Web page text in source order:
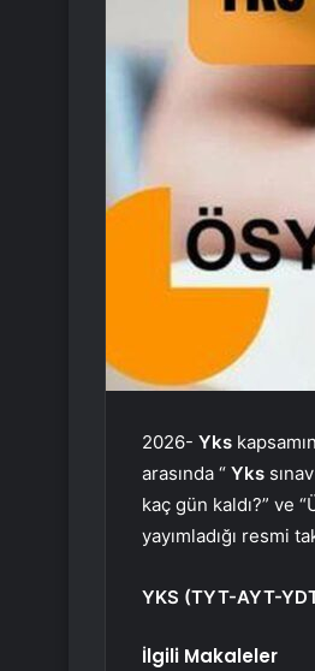
2026- Yks
arasında “ Yks
kaç gün kaldı?” ve
yayımladığı resmi
YKS (TYT-AYT-
İlgili Makaleler